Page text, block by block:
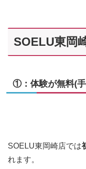
SOELU東岡
①：体験が無料(
SOELU東岡崎店では
れます。